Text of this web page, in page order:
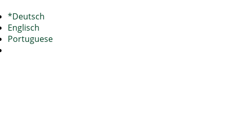
*Deutsch
Englisch
Portuguese